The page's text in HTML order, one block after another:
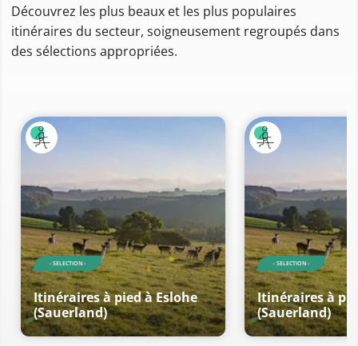
Découvrez les plus beaux et les plus populaires
itinéraires du secteur, soigneusement regroupés dans
des sélections appropriées.
- SELECTION -
Itinéraires à pied à Eslohe
(Sauerland)
- SELECTION -
Itinéraires à
(Sauerland)